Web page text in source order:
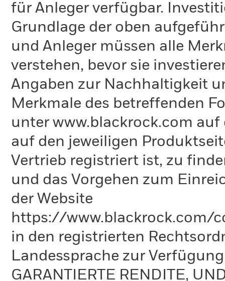
für Anleger verfügbar.
Grundlage der oben
und Anleger müssen alle
verstehen, bevor sie
Angaben zur Nachhaltigkeit
Merkmale des betreffenden
unter www.blackrock.com auf
auf den jeweiligen
Vertrieb registriert ist, zu
und das Vorgehen zum
der Website
https://www.blackrock.com/
in den registrierten
Landessprache zur
GARANTIERTE RENDITE,